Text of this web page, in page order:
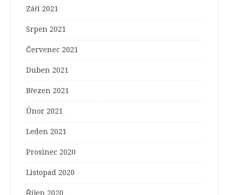
Září 2021
Srpen 2021
Červenec 2021
Duben 2021
Březen 2021
Únor 2021
Leden 2021
Prosinec 2020
Listopad 2020
Říjen 2020